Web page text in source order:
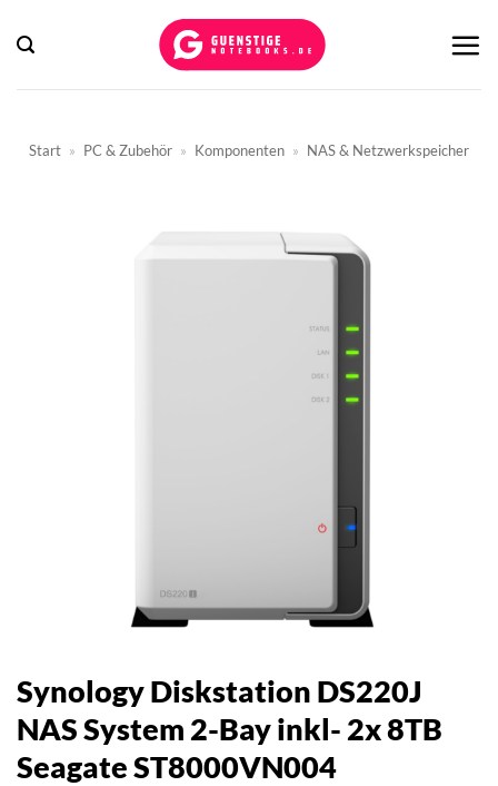
Inhalt
Start » PC & Zubehör » Komponenten » NAS & Netzwerkspeicher
Synology Diskstation DS220J
NAS System 2-Bay inkl- 2x 8TB
Seagate ST8000VN004